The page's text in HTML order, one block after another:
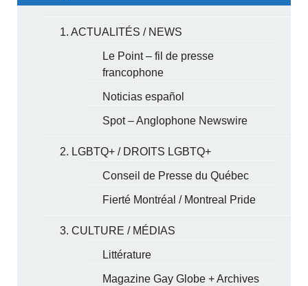
1. ACTUALITÉS / NEWS
Le Point – fil de presse
francophone
Noticias español
Spot – Anglophone Newswire
2. LGBTQ+ / DROITS LGBTQ+
Conseil de Presse du Québec
Fierté Montréal / Montreal Pride
3. CULTURE / MÉDIAS
Littérature
Magazine Gay Globe + Archives